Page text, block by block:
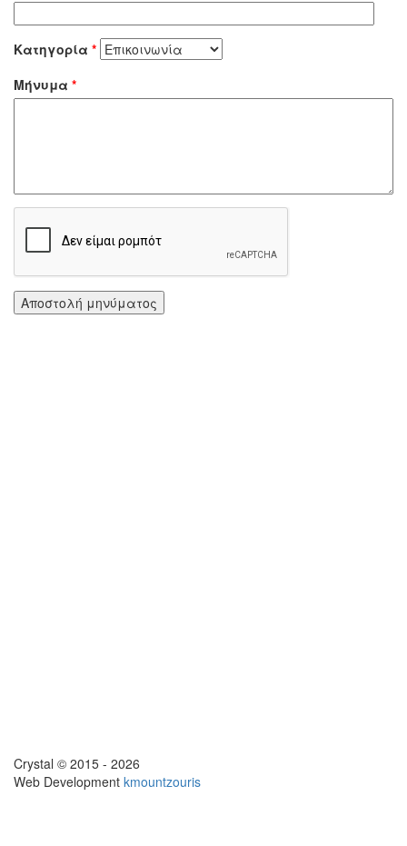
Κατηγορία *
Μήνυμα *
Crystal © 2015 - 2026
Web Development kmountzouris